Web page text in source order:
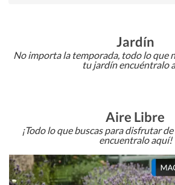
Jardín
No importa la temporada, todo lo que
tu jardín encuéntralo
Aire Libre
¡Todo lo que buscas para disfrutar
encuentralo aquí!